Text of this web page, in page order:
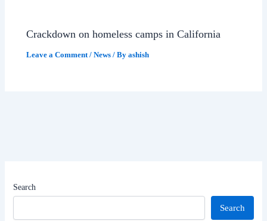
Crackdown on homeless camps in California
Leave a Comment /News / Byashish
Search
Search